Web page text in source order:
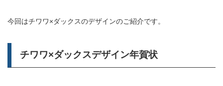
今回はチワワ×ダックスのデザインのご紹介です。
チワワ×ダックスデザイン年賀状